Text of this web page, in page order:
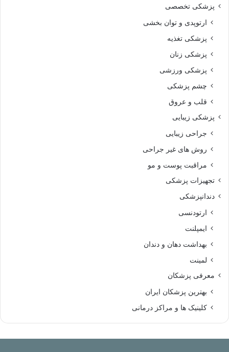
پزشکی تخصصی
ارتوپدی و توان بخشی
پزشکی تغذیه
پزشکی زنان
پزشکی ورزشی
چشم پزشکی
قلب و عروق
پزشکی زیبایی
جراحی زیبایی
روش های غیر جراحی
مراقبت پوست و مو
تجهیزات پزشکی
دندانپزشکی
ارتودنسی
ایمپلنت
بهداشت دهان و دندان
لمینت
معرفی پزشکان
بهترین پزشکان ایران
کلینیک ها و مراکز درمانی